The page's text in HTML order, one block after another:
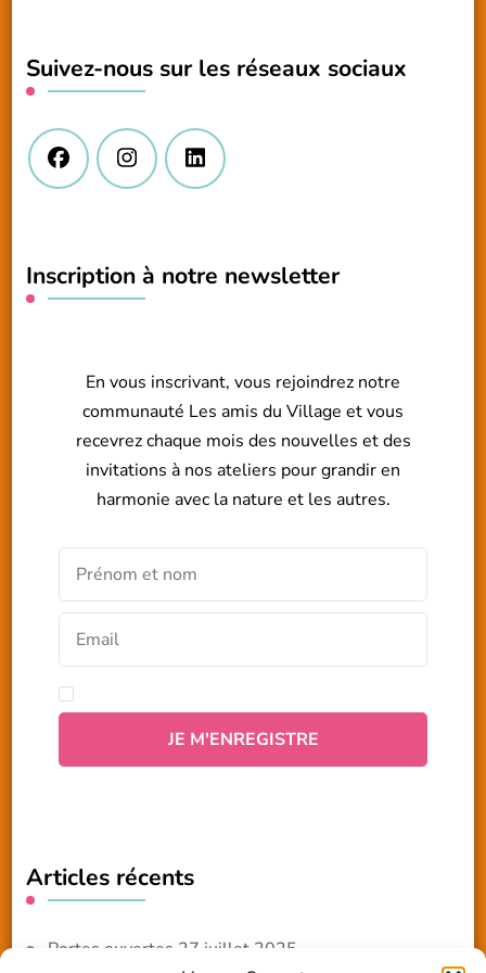
?
Suivez-nous sur les réseaux sociaux
Inscription à notre newsletter
En vous inscrivant, vous rejoindrez notre
communauté Les amis du Village et vous
recevrez chaque mois des nouvelles et des
invitations à nos ateliers pour grandir en
harmonie avec la nature et les autres.
Articles récents
Portes ouvertes 27 juillet 2025